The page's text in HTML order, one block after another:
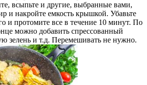
всыпьте и другие, выбранные вами,
и накройте емкость крышкой. Убавьте
и протомите все в течение 10 минут. По
можно добавить спрессованный
зелень и т.д. Перемешивать не нужно.